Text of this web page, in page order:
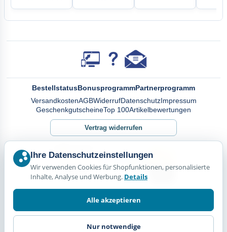
BestellstatusBonusprogrammPartnerprogramm
VersandkostenAGBWiderrufDatenschutzImpressum
GeschenkgutscheineTop 100Artikelbewertungen
Vertrag widerrufen
Ihre Datenschutzeinstellungen
Wir verwenden Cookies für Shopfunktionen, personalisierte
Inhalte, Analyse und Werbung. Details
Alle akzeptieren
Nur notwendige